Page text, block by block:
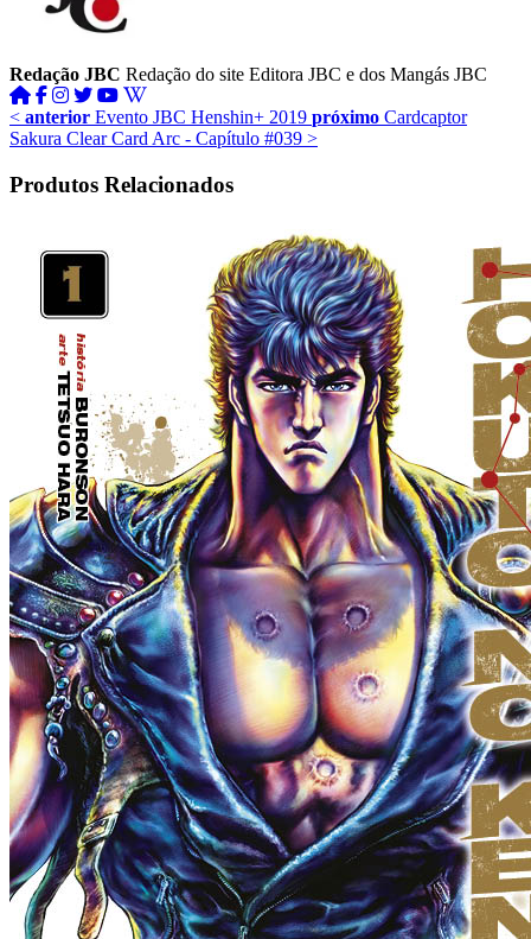
Redação JBC Redação do site Editora JBC e dos Mangás JBC
< anterior Evento JBC Henshin+ 2019 próximo Cardcaptor
Sakura Clear Card Arc - Capítulo #039 >
Produtos Relacionados